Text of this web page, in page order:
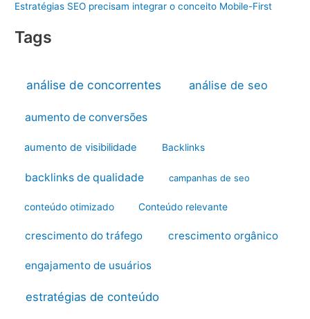
Estratégias SEO precisam integrar o conceito Mobile-First
Tags
análise de concorrentes análise de seo
aumento de conversões
aumento de visibilidade Backlinks
backlinks de qualidade campanhas de seo
conteúdo otimizado Conteúdo relevante
crescimento do tráfego crescimento orgânico
engajamento de usuários
estratégias de conteúdo